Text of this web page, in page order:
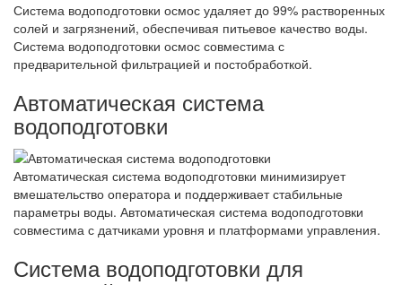
Система водоподготовки осмос удаляет до 99% растворенных
солей и загрязнений, обеспечивая питьевое качество воды.
Система водоподготовки осмос совместима с
предварительной фильтрацией и постобработкой.
Автоматическая система
водоподготовки
Автоматическая система водоподготовки минимизирует
вмешательство оператора и поддерживает стабильные
параметры воды. Автоматическая система водоподготовки
совместима с датчиками уровня и платформами управления.
Система водоподготовки для